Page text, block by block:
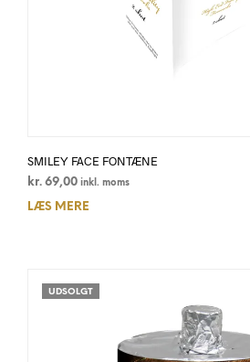
SMILEY FACE FONTÆNE
kr. 69,00 inkl. moms
LÆS MERE
UDSOLGT